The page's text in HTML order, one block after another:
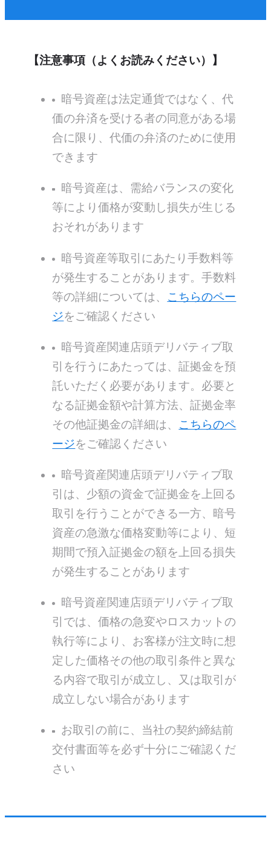
【注意事項（よくお読みください）】
暗号資産は法定通貨ではなく、代
価の弁済を受ける者の同意がある場
合に限り、代価の弁済のために使用
できます
暗号資産は、需給バランスの変化
等により価格が変動し損失が生じる
おそれがあります
暗号資産等取引にあたり手数料等
が発生することがあります。手数料
等の詳細については、 こちらのペー
ジをご確認ください
暗号資産関連店頭デリバティブ取
引を行うにあたっては、証拠金を預
託いただく必要があります。必要と
なる証拠金額や計算方法、証拠金率
その他証拠金の詳細は、 こちらのペ
ージをご確認ください
暗号資産関連店頭デリバティブ取
引は、少額の資金で証拠金を上回る
取引を行うことができる一方、暗号
資産の急激な価格変動等により、短
期間で預入証拠金の額を上回る損失
が発生することがあります
暗号資産関連店頭デリバティブ取
引では、価格の急変やロスカットの
執行等により、お客様が注文時に想
定した価格その他の取引条件と異な
る内容で取引が成立し、又は取引が
成立しない場合があります
お取引の前に、当社の契約締結前
交付書⾯等を必ず十分にご確認くだ
さい